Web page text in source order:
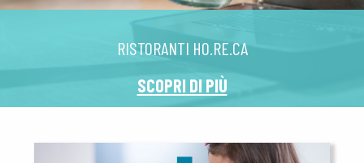
RISTORANTI HO.RE.CA
SCOPRI DI PIÙ